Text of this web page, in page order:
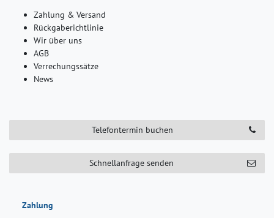
Zahlung & Versand
Rückgaberichtlinie
Wir über uns
AGB
Verrechungssätze
News
Telefontermin buchen
Schnellanfrage senden
Zahlung